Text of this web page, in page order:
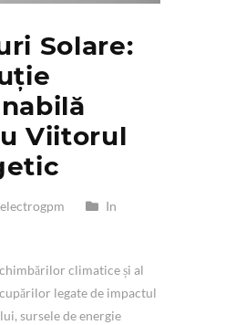
Solare:
Viitorul
In
climatice și al
legate de impactul
sursele de energie